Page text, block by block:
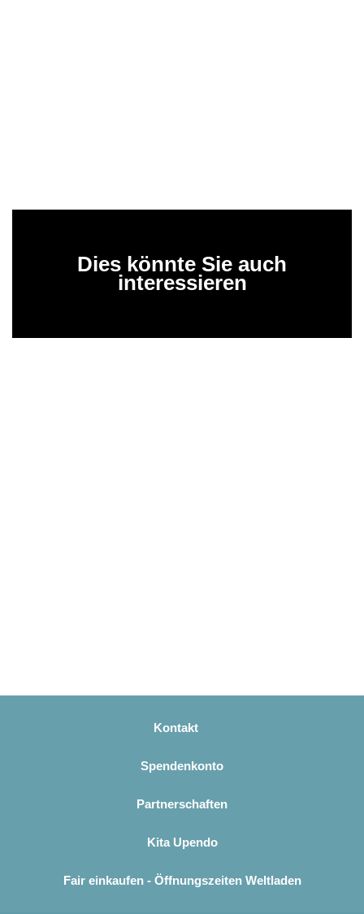
Dies könnte Sie auch
interessieren
Kontakt
Spendenkonto
Partnerschaften
Kita Upendo
Fair einkaufen - Öffnungszeiten Weltladen